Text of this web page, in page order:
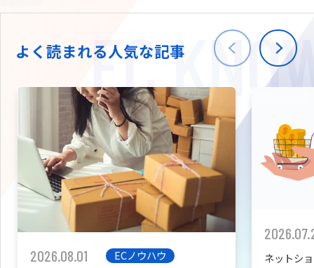
海外進出・現地
W2
拡張プラグイン一覧
カスタマイズ開発
会社情報
TW
よく読まれる人気な記事
2026.08.01
ECノウハウ
ネットシ